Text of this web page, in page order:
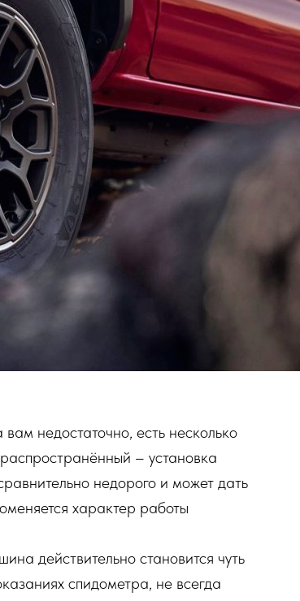
недостаточно, есть несколько
– установка
недорого и может дать
характер работы
действительно становится чуть
спидометра, не всегда